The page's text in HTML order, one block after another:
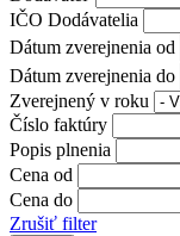
IČO Dodávatelia
Dátum zverejnenia od
Dátum zverejnenia do
Zverejnený v roku
Číslo faktúry
Popis plnenia
Cena od
Cena do
Zrušiť filter